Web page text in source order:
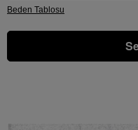
Beden Tablosu